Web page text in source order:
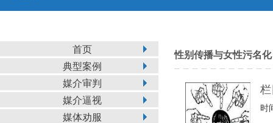
首页
典型案例
媒介审判
媒介逼视
媒体劝服
性别传播与女性污名化
时